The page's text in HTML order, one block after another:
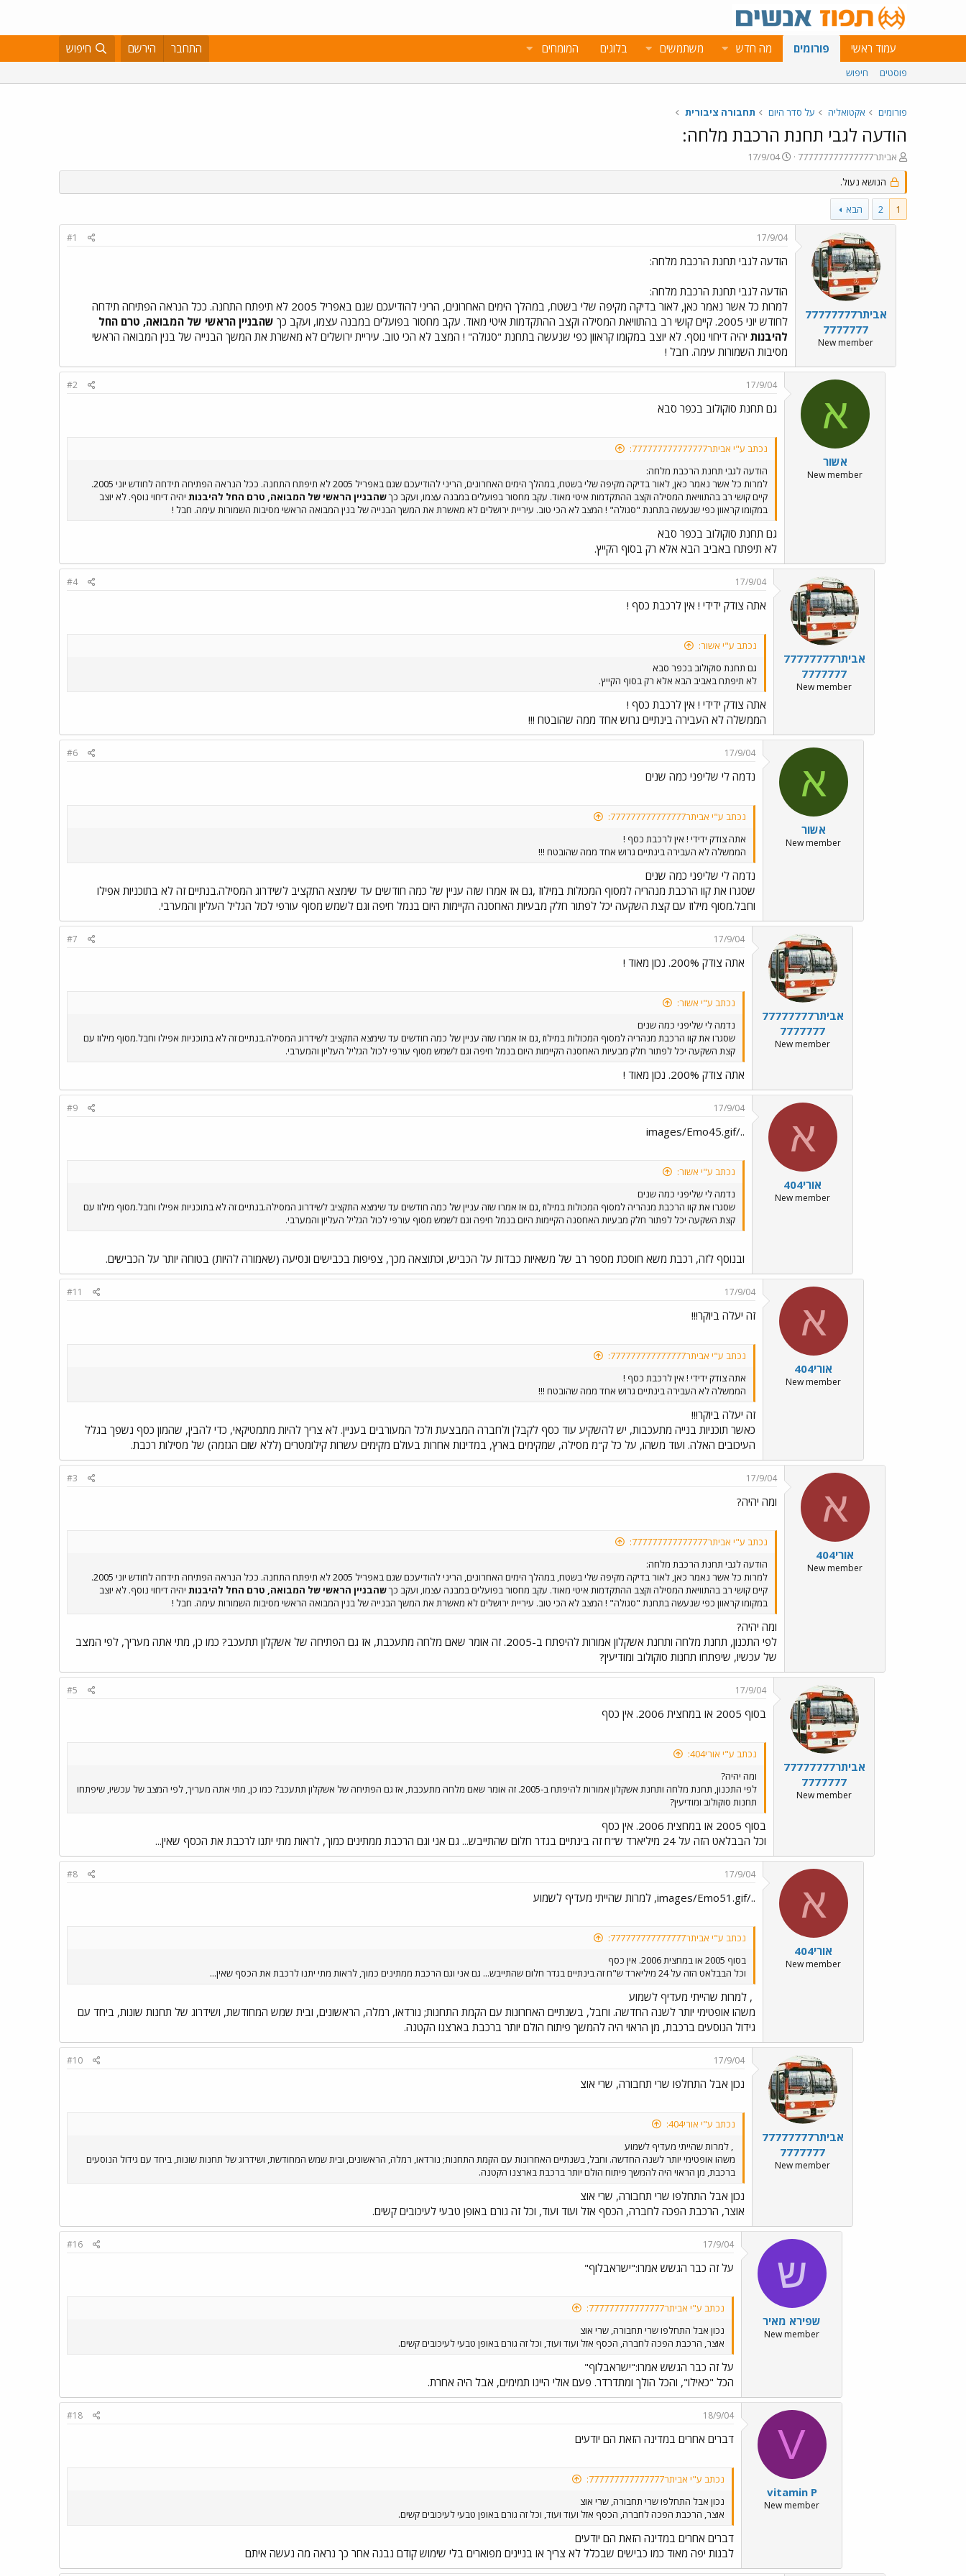
עמוד ראשי פורומים מה חדש משתמשים בלוגים המומחים התחבר הירשם חיפוש
פוסטים חיפוש
פורומים אקטואליה על סדר היום תחבורה ציבורית
הודעה לגבי תחנת הרכבת מלחה:
פ
ו
ת
ח
ה
נ
אביתר777777777777777
פ
ו
ס
ת
ר
ך
17/9/04
הנושא נעול.
1
2 הבא
אביתר77777777
7777777
New member
17/9/04
#1
הודעה לגבי תחנת הרכבת מלחה:
הודעה לגבי תחנת הרכבת מלחה:
למרות כל אשר נאמר כאן, לאור בדיקה מקיפה שלי בשטח, במהלך הימים האחרונים, הריני להודיעכם שגם באפריל 2005 לא תיפתח התחנה. ככל הנראה הפתיחה תידחה
לחודש יוני 2005. קיים קושי רב בהתוויאת המסילה וקצב ההתקדמות איטי מאוד. עקב מחסור בפועלים במבנה עצמו, ועקב כך
שהבניין הראשי של המבואה, טרם החל
להיבנות יהיה דיחוי נוסף. לא יוצב במקומו קראוון כפי שנעשה בתחנת "סגולה" ! המצב לא הכי טוב. עיריית ירושלים לא מאשרת את המשך הבנייה של בנין המבואה הראשי
מסיבות השמורות עימה. חבל !
א
אשור
New member
17/9/04
#2
גם תחנת סוקולוב בכפר סבא
נכתב ע"י אביתר777777777777777:
הודעה לגבי תחנת הרכבת מלחה:
למרות כל אשר נאמר כאן, לאור בדיקה מקיפה שלי בשטח, במהלך הימים האחרונים, הריני להודיעכם שגם באפריל 2005 לא תיפתח התחנה. ככל הנראה הפתיחה תידחה לחודש יוני 2005.
קיים קושי רב בהתוויאת המסילה וקצב ההתקדמות איטי מאוד. עקב מחסור בפועלים במבנה עצמו, ועקב כךשהבניין הראשי של המבואה, טרם החל להיבנות יהיה דיחוי נוסף. לא יוצב
במקומו קראוון כפי שנעשה בתחנת "סגולה" ! המצב לא הכי טוב. עיריית ירושלים לא מאשרת את המשך הבנייה של בנין המבואה הראשי מסיבות השמורות עימה. חבל !
גם תחנת סוקולוב בכפר סבא
לא תיפתח באביב הבא אלא רק בסוף הקייץ.
אביתר77777777
7777777
New member
17/9/04
#4
אתה צודק ידידי ! אין לרכבת כסף !
נכתב ע"י אשור:
גם תחנת סוקולוב בכפר סבא
לא תיפתח באביב הבא אלא רק בסוף הקייץ.
אתה צודק ידידי ! אין לרכבת כסף !
הממשלה לא העבירה בינתיים גרוש אחד ממה שהובטח !!!
א
אשור
New member
17/9/04
#6
נדמה לי שליפני כמה שנים
נכתב ע"י אביתר777777777777777:
אתה צודק ידידי ! אין לרכבת כסף !
הממשלה לא העבירה בינתיים גרוש אחד ממה שהובטח !!!
נדמה לי שליפני כמה שנים
שסגרו את קוו הרכבת מנהריה למסוף המכולות במילוז ,גם אז אמרו שזה עניין של כמה חודשים עד שימצא התקציב לשידרוג המסילה.בנתיים זה לא בתוכניות אפילו
וחבל.מסוף מילוז עם קצת השקעה יכל לפתור חלק מבעיות האחסנה הקיימות היום בנמל חיפה וגם לשמש מסוף עורפי לכול הגליל העליון והמערבי.
אביתר77777777
7777777
New member
17/9/04
#7
אתה צודק 200%. נכון מאוד !
נכתב ע"י אשור:
נדמה לי שליפני כמה שנים
שסגרו את קוו הרכבת מנהריה למסוף המכולות במילוז ,גם אז אמרו שזה עניין של כמה חודשים עד שימצא התקציב לשידרוג המסילה.בנתיים זה לא בתוכניות אפילו וחבל.מסוף מילוז עם
קצת השקעה יכל לפתור חלק מבעיות האחסנה הקיימות היום בנמל חיפה וגם לשמש מסוף עורפי לכול הגליל העליון והמערבי.
אתה צודק 200%. נכון מאוד !
א
אורי404
New member
17/9/04
#9
../images/Emo45.gif
נכתב ע"י אשור:
נדמה לי שליפני כמה שנים
שסגרו את קוו הרכבת מנהריה למסוף המכולות במילוז ,גם אז אמרו שזה עניין של כמה חודשים עד שימצא התקציב לשידרוג המסילה.בנתיים זה לא בתוכניות אפילו וחבל.מסוף מילוז עם
קצת השקעה יכל לפתור חלק מבעיות האחסנה הקיימות היום בנמל חיפה וגם לשמש מסוף עורפי לכול הגליל העליון והמערבי.
ובנוסף לזה, רכבת משא חוסכת מספר רב של משאיות כבדות על הכביש, וכתוצאה מכך, צפיפות בכבישים ונסיעה (שאמורה להיות) בטוחה יותר על הכבישים.
א
אורי404
New member
17/9/04
#11
זה יעלה ביוקר!!!
נכתב ע"י אביתר777777777777777:
אתה צודק ידידי ! אין לרכבת כסף !
הממשלה לא העבירה בינתיים גרוש אחד ממה שהובטח !!!
זה יעלה ביוקר!!!
כאשר תוכניות בנייה מתעכבות, יש להשקיע עוד כסף לקבלן ולחברה המבצעת ולכל המעורבים בעניין. לא צריך להיות מתמטיקאי, כדי להבין, שהמון כסף נשפך בגלל
העיכובים האלה. ועוד משהו, על כל ק"מ מסילה, שמקימים בארץ, במדינות אחרות בעולם מקימים עשרות קילומטרים (ללא שום הגזמה) של מסילות רכבת.
א
אורי404
New member
17/9/04
#3
ומה יהיה?
נכתב ע"י אביתר777777777777777:
הודעה לגבי תחנת הרכבת מלחה:
למרות כל אשר נאמר כאן, לאור בדיקה מקיפה שלי בשטח, במהלך הימים האחרונים, הריני להודיעכם שגם באפריל 2005 לא תיפתח התחנה. ככל הנראה הפתיחה תידחה לחודש יוני 2005.
קיים קושי רב בהתוויאת המסילה וקצב ההתקדמות איטי מאוד. עקב מחסור בפועלים במבנה עצמו, ועקב כךשהבניין הראשי של המבואה, טרם החל להיבנות יהיה דיחוי נוסף. לא יוצב
במקומו קראוון כפי שנעשה בתחנת "סגולה" ! המצב לא הכי טוב. עיריית ירושלים לא מאשרת את המשך הבנייה של בנין המבואה הראשי מסיבות השמורות עימה. חבל !
ומה יהיה?
לפי התכנון, תחנת מלחה ותחנת אשקלון אמורות להיפתח ב-2005. זה אומר שאם מלחה מתעכבת, אז גם הפתיחה של אשקלון תתעכב? כמו כן, מתי אתה מעריך, לפי המצב
של עכשיו, שיפתחו תחנות סוקולוב ומודיעין?
אביתר77777777
7777777
New member
17/9/04
#5
בסוף 2005 או במחצית 2006. אין כסף
נכתב ע"י אורי404:
ומה יהיה?
לפי התכנון, תחנת מלחה ותחנת אשקלון אמורות להיפתח ב-2005. זה אומר שאם מלחה מתעכבת, אז גם הפתיחה של אשקלון תתעכב? כמו כן, מתי אתה מעריך, לפי המצב של עכשיו, שיפתחו
תחנות סוקולוב ומודיעין?
בסוף 2005 או במחצית 2006. אין כסף
וכל הבבלאט הזה על 24 מיליארד ש"ח זה בינתיים בגדר חלום שהתייבש... גם אני וגם הרכבת ממתינים כמוך, לראות מתי יתנו לרכבת את הכסף שאין...
א
אורי404
New member
17/9/04
#8
../images/Emo51.gif, למרות שהייתי מעדיף לשמוע
נכתב ע"י אביתר777777777777777:
בסוף 2005 או במחצית 2006. אין כסף
וכל הבבלאט הזה על 24 מיליארד ש"ח זה בינתיים בגדר חלום שהתייבש... גם אני וגם הרכבת ממתינים כמוך, לראות מתי יתנו לרכבת את הכסף שאין...
, למרות שהייתי מעדיף לשמוע
משהו אופטימי יותר לשנה החדשה. וחבל, בשנתיים האחרונות עם הקמת התחנות; נורדאו, רמלה, הראשונים, ובית שמש המחודשת, ושידרוג של תחנות שונות, ביחד עם
גידול הנוסעים ברכבת, מן הראוי היה להמשך פיתוח הולם יותר ברכבת בארצנו הקטנה.
אביתר77777777
7777777
New member
17/9/04
#10
נכון אבל התחלפו שרי תחבורה, שרי אוצ
נכתב ע"י אורי404:
, למרות שהייתי מעדיף לשמוע
משהו אופטימי יותר לשנה החדשה. וחבל, בשנתיים האחרונות עם הקמת התחנות; נורדאו, רמלה, הראשונים, ובית שמש המחודשת, ושידרוג של תחנות שונות, ביחד עם גידול הנוסעים
ברכבת, מן הראוי היה להמשך פיתוח הולם יותר ברכבת בארצנו הקטנה.
נכון אבל התחלפו שרי תחבורה, שרי אוצ
אוצר, הרכבת הפכה לחברה, הכסף אזל ועוד ועוד, וכל זה גורם באופן טבעי לעיכובים קשים.
ש
שפירא מאיר
New member
17/9/04
#16
על זה כבר הגשש אמרו:"ישראבלוף"
נכתב ע"י אביתר777777777777777:
נכון אבל התחלפו שרי תחבורה, שרי אוצ
אוצר, הרכבת הפכה לחברה, הכסף אזל ועוד ועוד, וכל זה גורם באופן טבעי לעיכובים קשים.
על זה כבר הגשש אמרו:"ישראבלוף"
הכל "כאילו", והכל הולך ומתדרדר. פעם אולי היינו תמימים, אבל היה אחרת.
V
vitamin P
New member
18/9/04
#18
דברים אחרים במדינה הזאת הם יודעים
נכתב ע"י אביתר777777777777777:
נכון אבל התחלפו שרי תחבורה, שרי אוצ
אוצר, הרכבת הפכה לחברה, הכסף אזל ועוד ועוד, וכל זה גורם באופן טבעי לעיכובים קשים.
דברים אחרים במדינה הזאת הם יודעים
לבנות יפה מאוד כמו כבישים שבכלל לא צריך או בניינים מפוארים בלי שימוש קודם נבנה אחר כך נראה מה נעשה איתם